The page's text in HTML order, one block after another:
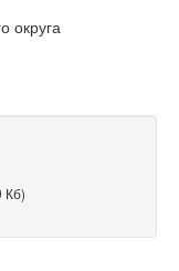
округа
Кб)